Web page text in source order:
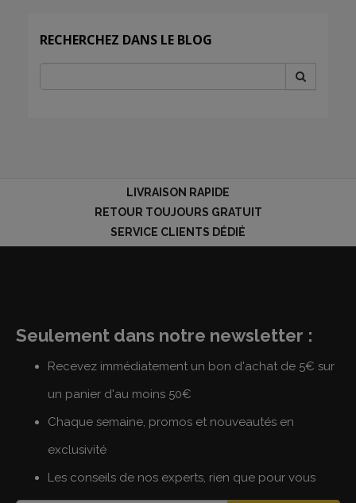
RECHERCHEZ DANS LE BLOG
LIVRAISON RAPIDE
RETOUR TOUJOURS GRATUIT
SERVICE CLIENTS DÉDIÉ
Seulement dans notre newsletter :
Recevez immédiatement un bon d'achat de 5€ sur
un panier d'au moins 50€
Chaque semaine, promos et nouveautés en
exclusivité
Les conseils de nos experts, rien que pour vous